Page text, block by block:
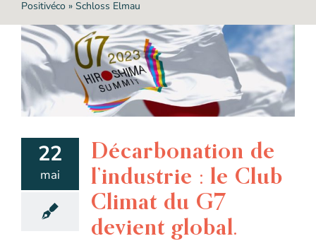
Positivéco» Schloss Elmau
22
mai
Décarbonation de
l’industrie : le Club
Climat du G7
devient global.